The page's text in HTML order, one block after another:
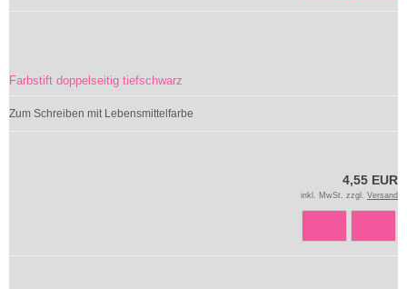
Farbstift doppelseitig tiefschwarz
Zum Schreiben mit Lebensmittelfarbe
4,55 EUR
inkl. MwSt. zzgl. Versand